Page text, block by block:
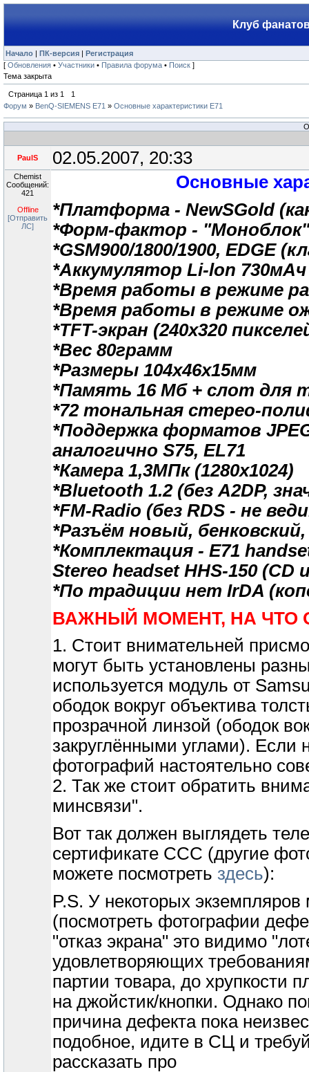
Клуб
Начало | ПК-версия | Регистрация
[ Обновления • Участники • Правила форума • Поиск ]
Тема закрыта
Страница 1 из 1
1
Форум » BenQ-SIEMENS E71 » Основные характеристики Е71
PaulS 02.05.2007, 20:33
Chemist
Сообщений:
421
Offline
[Отправить
ЛС]
Основные
*Платформа - NewSGold
*Форм-фактор - "Моноблок"
*GSM900/1800/1900, EDGE
*Аккумулятор Li-lon 730мАч
*Время работы в режиме
*Время работы в режиме
*TFT-экран (240х320
*Вес 80грамм
*Размеры 104х46х15мм
*Память 16 Мб + слот для
*72 тональная стерео-
*Поддержка форматов
аналогично S75, EL71
*Камера 1,3МПк (1280х1024)
*Bluetooth 1.2 (без А2DP,
*FM-Radio (без RDS - не
*Разъём новый, бенковский,
*Комплектация - E71
Stereo headset HHS-150
*По традиции нет IrDA
ВАЖНЫЙ МОМЕНТ, НА ЧТО
1. Стоит внимательней
могут быть установлены
используется модуль от
ободок вокруг объектива
прозрачной линзой (ободок
закруглёнными углами). Если
фотографий настоятельно
2. Так же стоит обратить
минсвязи".
Вот так должен выглядеть
сертификате ССС (другие
можете посмотреть здесь):
P.S. У некоторых экземпляров
(посмотреть фотографии
"отказ экрана" это видимо
удовлетворяющих
партии товара, до хрупкости
на джойстик/кнопки. Однако
причина дефекта пока
подобное, идите в СЦ и
рассказать про